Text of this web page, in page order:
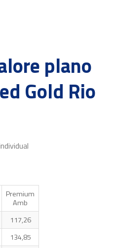
plano
Gold Rio
Premium
Amb
117,26
134,85